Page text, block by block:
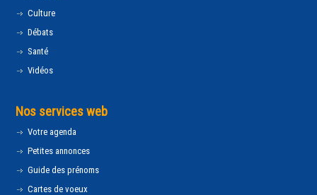
Culture
Débats
Santé
Vidéos
Nos services web
Votre agenda
Petites annonces
Guide des prénoms
Cartes de voeux